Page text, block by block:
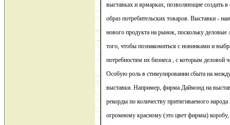
выставках и ярмарках, позволяющие создать в
образ потребительских товаров. Выставки -
нового продукта на рынок, поскольку
того, чтобы познакомиться с новинками и
потребностям их бизнеса , с которым деловой
Особую роль в стимулировании сбыта на
выставки. Например, фирма Даймонд на
рекорды по количеству притягиваемого народа
огромному красному (это цвет фирмы) коробу,